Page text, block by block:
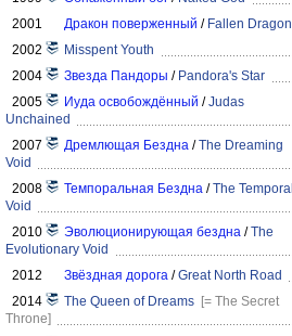
2001
Дракон поверженный / Fallen Dragon
2002
Misspent Youth
2004
Звезда Пандоры / Pandora's Star
2005
Иуда освобождённый /Judas
Unchained
2007
Дремлющая Бездна /The Dreaming
Void
2008
Темпоральная Бездна /The Temporal
Void
2010
Эволюционирующая бездна /The
Evolutionary Void
2012
Звёздная дорога /Great North Road
2014
The Queen of Dreams [= The Secret
Throne]